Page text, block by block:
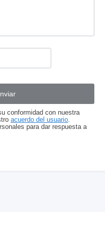
conformidad con nuestra
acuerdo del usuario.
para dar respuesta a